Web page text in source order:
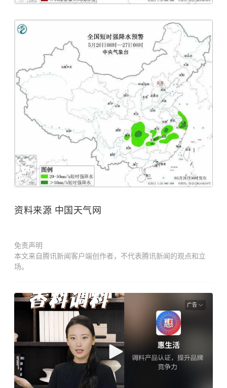
资料来源 中国天气网
免责声明
本文来自腾讯新闻客户端创作者，不代表腾讯新闻的观点和立
场。
广告